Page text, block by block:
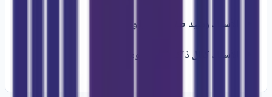
الأستاذ رشيد طلال
(عضواً ومقرراً)
الأستاذ كمال ذاكير
(عضواً ومقرراً)